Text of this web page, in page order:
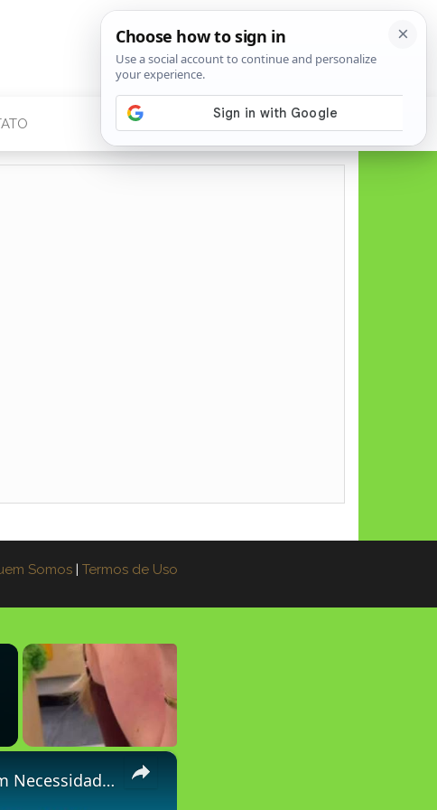
Somos | Termos de Uso
×
De Software